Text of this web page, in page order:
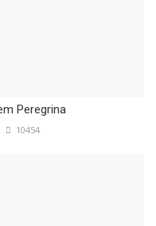
Peregrina
10454